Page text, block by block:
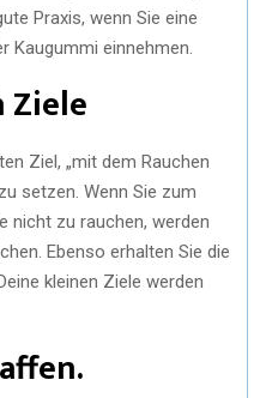
Praxis, wenn Sie eine
Kaugummi einnehmen.
Ziele
Ziel, „mit dem Rauchen
setzen. Wenn Sie zum
nicht zu rauchen, werden
Ebenso erhalten Sie die
kleinen Ziele werden